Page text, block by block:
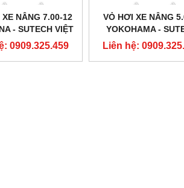
NÂNG 7.00-12
- SUTECH VIỆT
NAM
0909.325.459
VỎ HƠI XE NÂNG
YOKOHAMA -
VIỆT NAM
Liên hệ: